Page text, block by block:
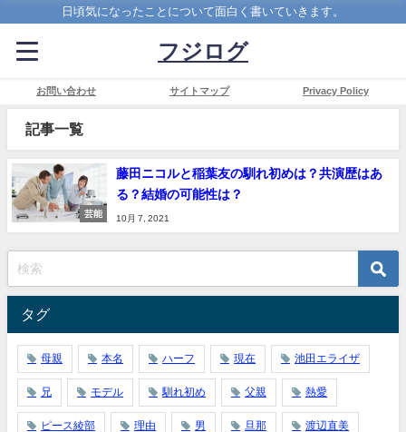
日頃気になったことについて面白く書いていきます。
フジログ
お問い合わせ サイトマップ Privacy Policy
記事一覧
芸能
藤田ニコルと稲葉友の馴れ初めは？共演歴はあ
る？結婚の可能性は？
10月 7, 2021
タグ
母親 本名 ハーフ 現在 池田エライザ
兄 モデル 馴れ初め 父親 熱愛
ピース綾部 理由 男 旦那 渡辺直美